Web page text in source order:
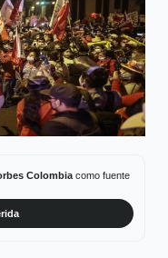
Colombiacomo fuente